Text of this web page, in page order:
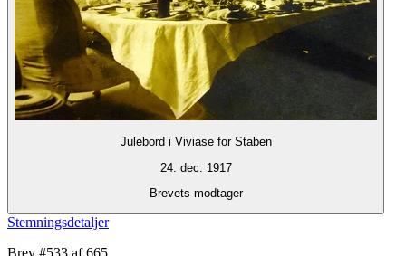
Julebord i Viviase for Staben
24. dec. 1917
Brevets modtager
Stemningsdetaljer